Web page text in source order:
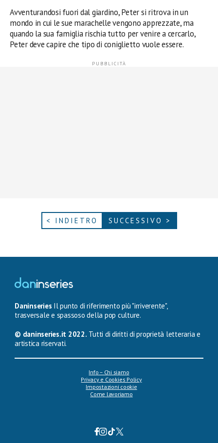
Avventurandosi fuori dal giardino, Peter si ritrova in un
mondo in cui le sue marachelle vengono apprezzate, ma
quando la sua famiglia rischia tutto per venire a cercarlo,
Peter deve capire che tipo di coniglietto vuole essere.
< INDIETRO SUCCESSIVO >
Daninseries Il punto di riferimento più "irriverente",
trasversale e spassoso della pop culture.
© daninseries.it 2022. Tutti di diritti di proprietà letteraria e
artistica riservati.
Info – Chi siamo
Privacy e Cookies Policy
Impostazioni cookie
Come lavoriamo